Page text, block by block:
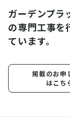
ガーデンプラ
の専門工事を
ています。
掲載のお申
はこち